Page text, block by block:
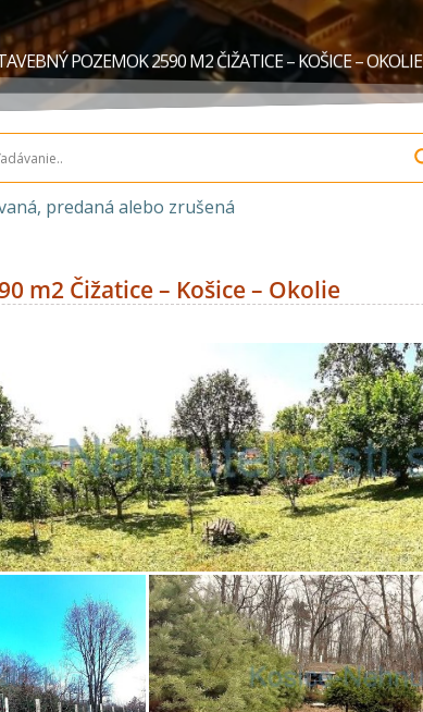
POZEMOK 2590 M2 ČIŽATICE – KOŠICE – OKOLIE
predaná alebo zrušená
m2 Čižatice – Košice – Okolie